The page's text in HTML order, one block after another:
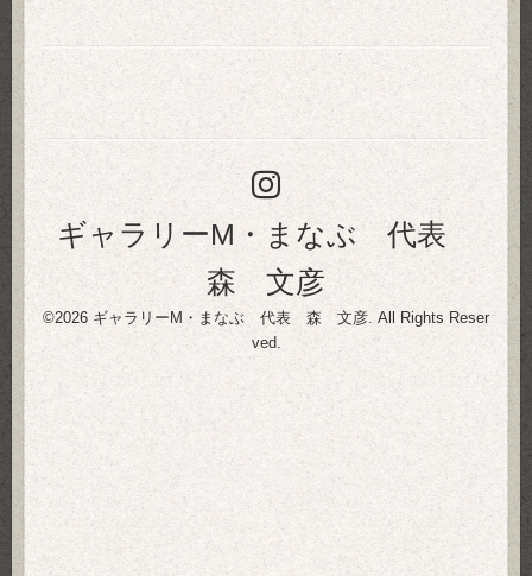
ギャラリーM・まなぶ 代表
森 文彦
©2026 ギャラリーM・まなぶ 代表 森 文彦 . All Rights Reser
ved.